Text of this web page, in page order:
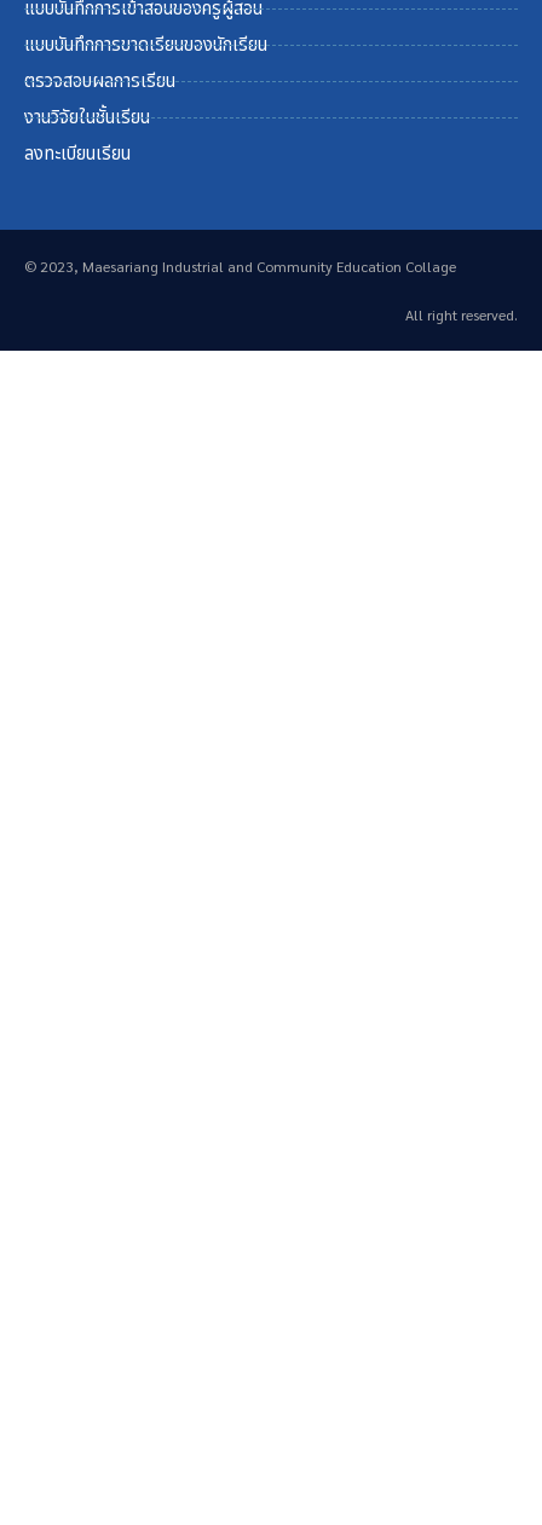
แบบบันทึกการเข้าสอนของครูผู้สอน
แบบบันทึกการขาดเรียนของนักเรียน
ตรวจสอบผลการเรียน
งานวิจัยในชั้นเรียน
ลงทะเบียนเรียน
© 2023, Maesariang Industrial and Community Education Collage
All right reserved.